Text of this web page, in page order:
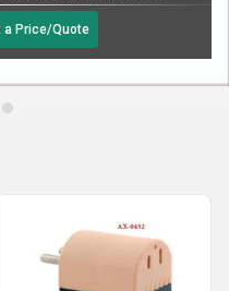
a Price/Quote